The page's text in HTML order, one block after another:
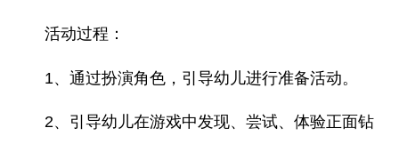
活动过程：
1、通过扮演角色，引导幼儿进行准备活动。
2、引导幼儿在游戏中发现、尝试、体验正面钻